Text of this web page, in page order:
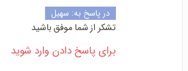
در پاسخ به: سهیل
تشکر از شما موفق باشید
برای پاسخ دادن وارد شوید